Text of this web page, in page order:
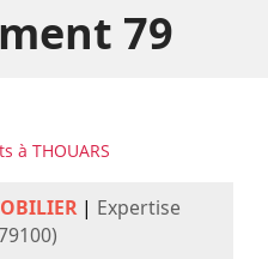
79
à THOUARS
| Expertise